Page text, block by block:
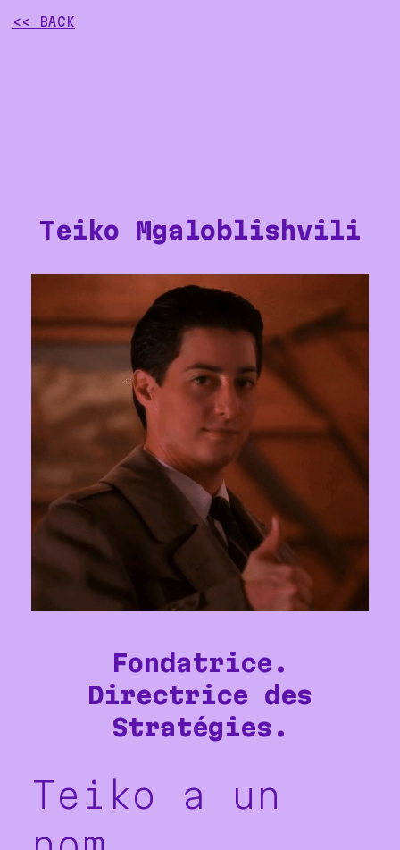
<< BACK
Teiko Mgaloblishvili
Fondatrice.
Directrice des
Stratégies.
Teiko a un